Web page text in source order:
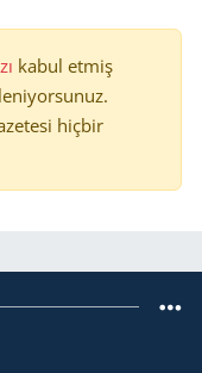
kabul etmiş
hiçbir